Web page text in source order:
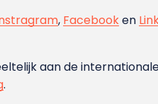
, Facebooken
aan de
.